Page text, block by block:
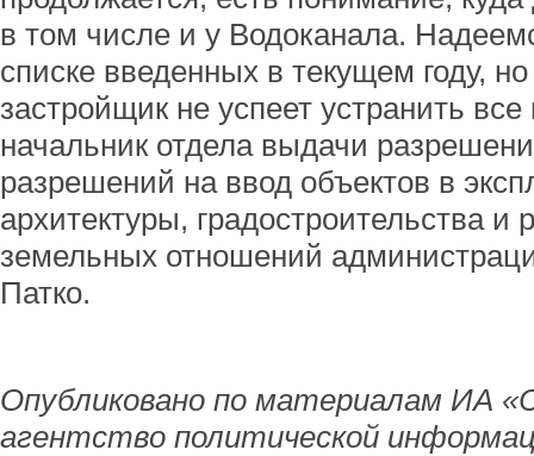
в том числе и у Водоканала.
списке введенных в текущем году,
застройщик не успеет устранить
начальник отдела выдачи
разрешений на ввод объектов в
архитектуры, градостроительства и
земельных отношений
Патко.
Опубликовано по материалам ИА
агентство политической